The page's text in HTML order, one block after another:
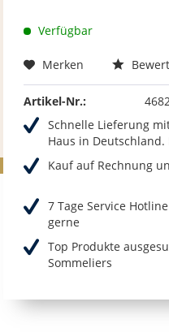
Verfügbar
Merken
Artikel-Nr.:
Schnelle Lieferung
Haus in
Kauf auf Rechnung
7 Tage Service
gerne
Top Produkte
Sommeliers